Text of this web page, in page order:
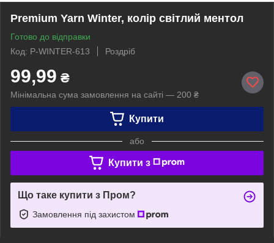
Premium Yarn Winter, колір світлий ментол
Готово до відправки
Код: P-WINTER-613
Роздріб
99,99 ₴
Мінімальна сума замовлення на сайті — 200 ₴
Купити
або
Купити з
Що таке купити з Пром?
Замовлення під захистом